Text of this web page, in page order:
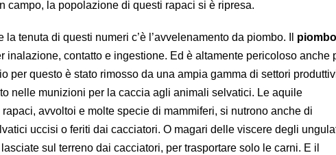
campo, la popolazione di questi rapaci si è ripresa.
la tenuta di questi numeri c’è l’avvelenamento da piombo. Il
inalazione, contatto e ingestione. Ed è altamente pericoloso anche
per questo è stato rimosso da una ampia gamma di settori
nelle munizioni per la caccia agli animali selvatici. Le aquile
avvoltoi e molte specie di mammiferi, si nutrono anche di
uccisi o feriti dai cacciatori. O magari delle viscere degli
sul terreno dai cacciatori, per trasportare solo le carni. E il